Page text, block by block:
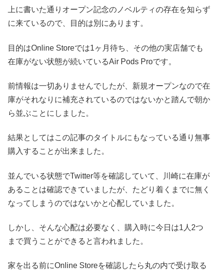
上に書いた通りオープン記念のノベルティの存在を知らず
に来ているので、目的は別にあります。
目的はOnline Storeでは1ヶ月待ち、その他の実店舗でも
在庫がない状態が続いているAir Pods Proです。
前情報は一切ありませんでしたが、新規オープンなので在
庫がそれなりに補充されているのではないかと踏んで朝か
ら並ぶことにしました。
結果としてはこの記事のタイトルにもなっている通り無事
購入することが出来ました。
並んでいる状態でTwitter等を確認していて、川崎に在庫が
あることは確認できていましたが、たどり着くまでに無く
なってしまうのではないかと心配していました。
しかし、そんな心配は必要なく、購入時に今日は1人2つ
まで買うことができると言われました。
家を出る前にOnline Storeを確認したら丸の内で受け取る